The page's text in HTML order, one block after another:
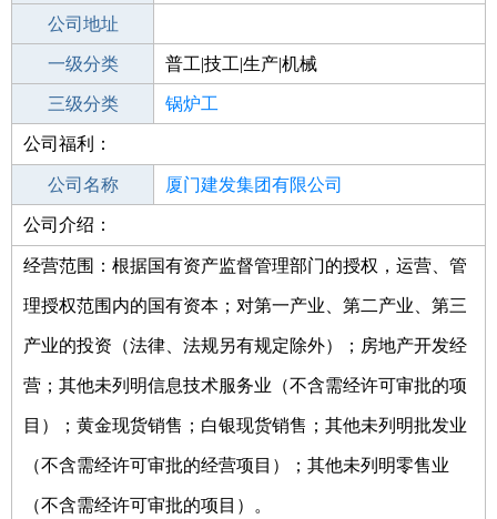
招聘结束时间
公司地址
一级分类 普工|技工|生产|机械
二级分类 普工/技工
三级分类 锅炉工
其他行业
公司福利：
公司名称 厦门建发集团有限公司
公司类型
公司介绍：
经营范围：根据国有资产监督管理部门的授权，运营、管
理授权范围内的国有资本；对第一产业、第二产业、第三
产业的投资（法律、法规另有规定除外）；房地产开发经
营；其他未列明信息技术服务业（不含需经许可审批的项
目）；黄金现货销售；白银现货销售；其他未列明批发业
（不含需经许可审批的经营项目）；其他未列明零售业
（不含需经许可审批的项目）。